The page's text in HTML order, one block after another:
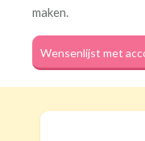
maken.
Wensenlijst met